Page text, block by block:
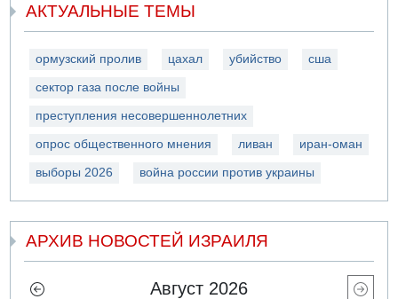
АКТУАЛЬНЫЕ ТЕМЫ
ормузский пролив цахал убийство сша
сектор газа после войны
преступления несовершеннолетних
опрос общественного мнения ливан иран-оман
выборы 2026 война россии против украины
АРХИВ НОВОСТЕЙ ИЗРАИЛЯ
Август 2026